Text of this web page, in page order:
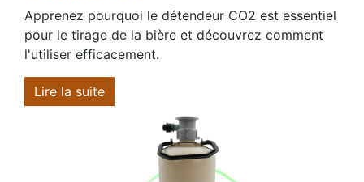
Apprenez pourquoi le détendeur CO2 est essentiel
pour le tirage de la bière et découvrez comment
l'utiliser efficacement.
Lire la suite